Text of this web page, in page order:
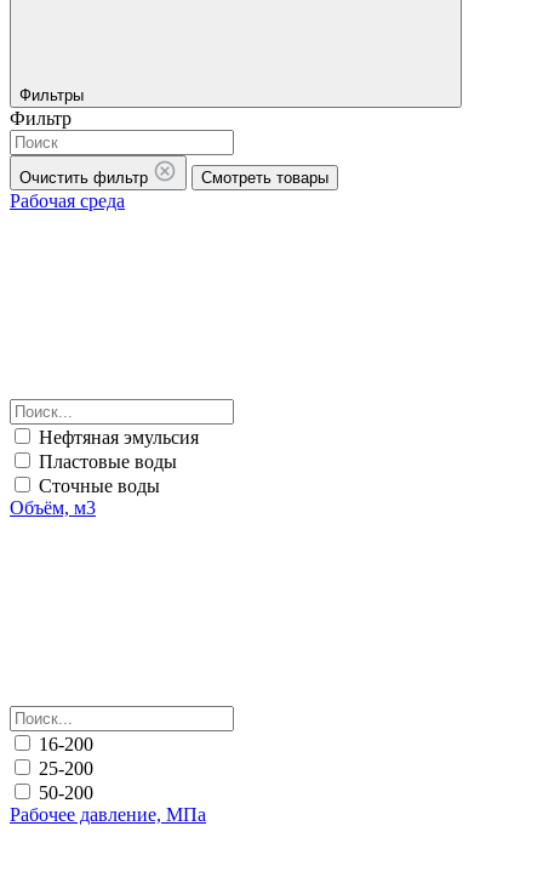
Фильтры
Фильтр
Очистить фильтр Смотреть товары
Рабочая среда
Нефтяная эмульсия
Пластовые воды
Сточные воды
Объём, м3
16-200
25-200
50-200
Рабочее давление, МПа